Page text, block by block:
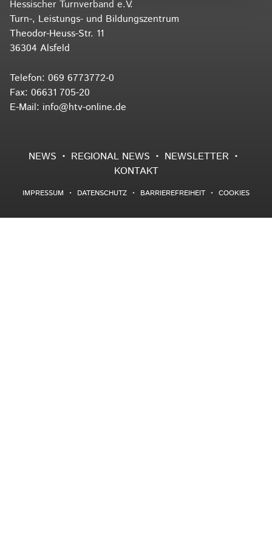
Hessischer Turnverband e.V.
Turn-, Leistungs- und Bildungszentrum
Theodor-Heuss-Str. 11
36304 Alsfeld
Telefon: 069 6773772-0
Fax: 06631 705-20
E-Mail: info@htv-online.de
NEWS REGIONAL NEWS
NEWSLETTER
KONTAKT
IMPRESSUM DATENSCHUTZ BARRIEREFREIHEIT COOKIES